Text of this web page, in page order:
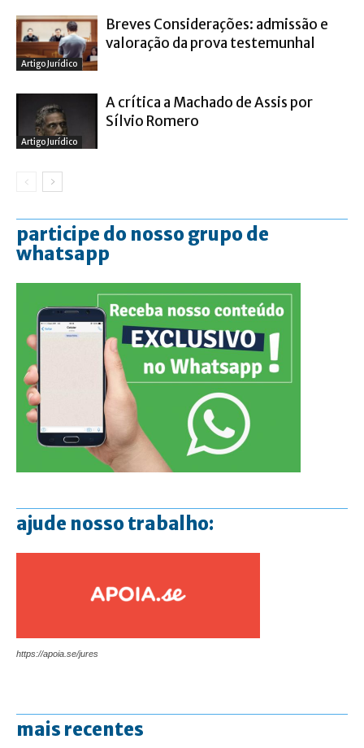
Artigo Jurídico
Breves Considerações: admissão e
valoração da prova testemunhal
Artigo Jurídico
A crítica a Machado de Assis por
Sílvio Romero
participe do nosso grupo de
whatsapp
ajude nosso trabalho:
https://apoia.se/jures
mais recentes